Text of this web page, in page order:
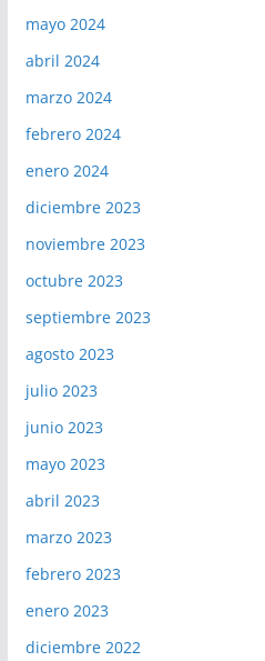
mayo 2024
abril 2024
marzo 2024
febrero 2024
enero 2024
diciembre 2023
noviembre 2023
octubre 2023
septiembre 2023
agosto 2023
julio 2023
junio 2023
mayo 2023
abril 2023
marzo 2023
febrero 2023
enero 2023
diciembre 2022